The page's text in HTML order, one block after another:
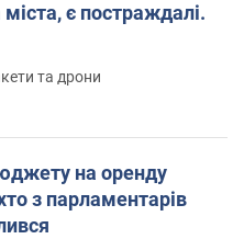
міста, є постраждалі.
та дрони
на оренду
з парламентарів